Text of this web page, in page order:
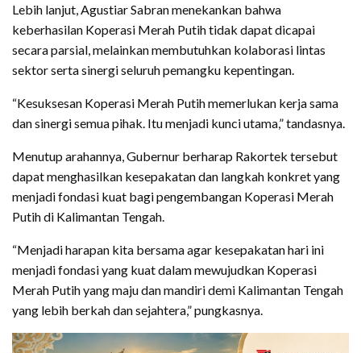
Lebih lanjut, Agustiar Sabran menekankan bahwa
keberhasilan Koperasi Merah Putih tidak dapat dicapai
secara parsial, melainkan membutuhkan kolaborasi lintas
sektor serta sinergi seluruh pemangku kepentingan.
“Kesuksesan Koperasi Merah Putih memerlukan kerja sama
dan sinergi semua pihak. Itu menjadi kunci utama,” tandasnya.
Menutup arahannya, Gubernur berharap Rakortek tersebut
dapat menghasilkan kesepakatan dan langkah konkret yang
menjadi fondasi kuat bagi pengembangan Koperasi Merah
Putih di Kalimantan Tengah.
“Menjadi harapan kita bersama agar kesepakatan hari ini
menjadi fondasi yang kuat dalam mewujudkan Koperasi
Merah Putih yang maju dan mandiri demi Kalimantan Tengah
yang lebih berkah dan sejahtera,” pungkasnya.